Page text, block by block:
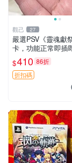
觀己 27
嚴選PSV《靈魂獻
卡，功能正常即插
獻祭 PSV 卡帶 主機
$410 86折
折扣碼